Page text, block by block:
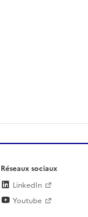
Réseaux sociaux
LinkedIn
Youtube